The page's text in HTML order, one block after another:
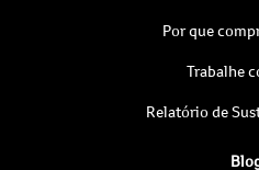
Por que
Trabalhe
Relatório de